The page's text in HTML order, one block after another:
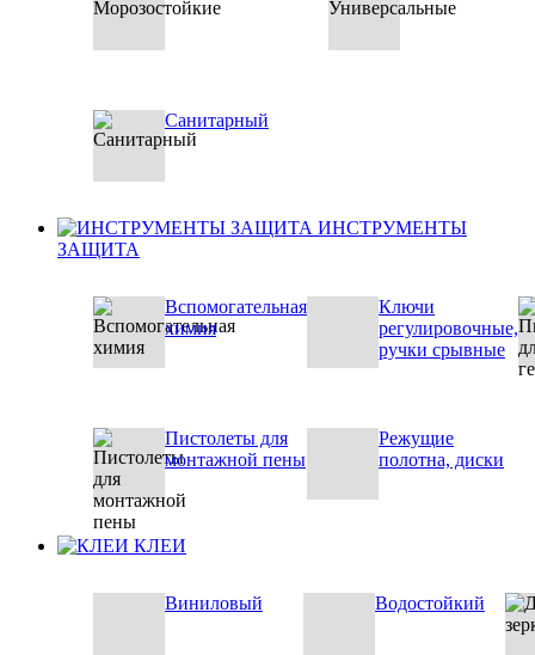
Санитарный
ИНСТРУМЕНТЫ
ЗАЩИТА
Вспомогательная
химия
Ключи
регулировочные,
ручки срывные
Пистолеты для
монтажной пены
Режущие
полотна, диски
КЛЕИ
Виниловый Водостойкий